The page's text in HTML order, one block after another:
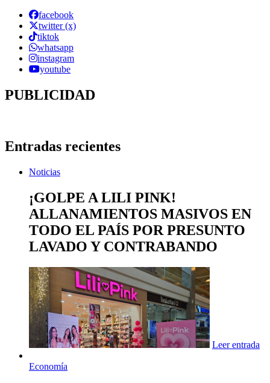
facebook
twitter (x)
tiktok
whatsapp
instagram
youtube
PUBLICIDAD
Entradas recientes
Noticias
¡GOLPE A LILI PINK!
ALLANAMIENTOS MASIVOS EN
TODO EL PAÍS POR PRESUNTO
LAVADO Y CONTRABANDO
Leer entrada
Economía